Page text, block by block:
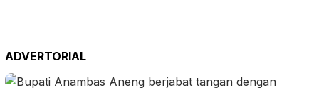
ADVERTORIAL